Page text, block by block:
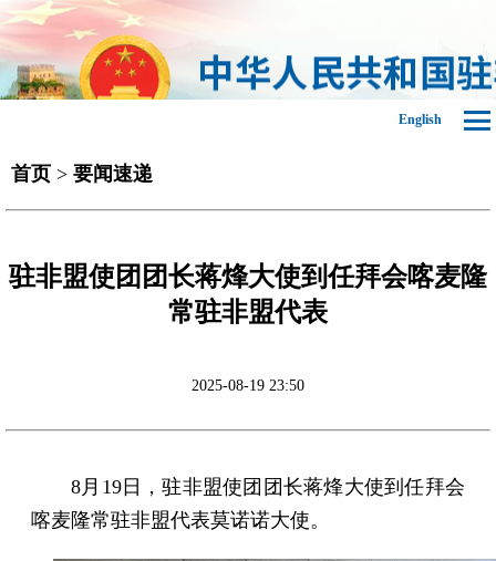
English
首页 > 要闻速递
驻非盟使团团长蒋烽大使到任拜会喀麦隆
常驻非盟代表
2025-08-19 23:50
8月19日，驻非盟使团团长蒋烽大使到任拜会
喀麦隆常驻非盟代表莫诺诺大使。